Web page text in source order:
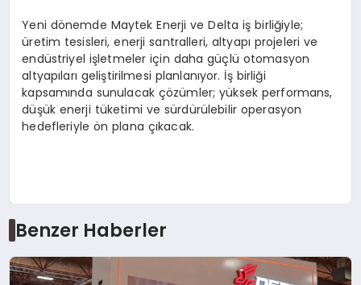
Yeni dönemde Maytek Enerji ve Delta iş birliğiyle;
üretim tesisleri, enerji santralleri, altyapı projeleri ve
endüstriyel işletmeler için daha güçlü otomasyon
altyapıları geliştirilmesi planlanıyor. İş birliği
kapsamında sunulacak çözümler; yüksek performans,
düşük enerji tüketimi ve sürdürülebilir operasyon
hedefleriyle ön plana çıkacak.
Benzer Haberler